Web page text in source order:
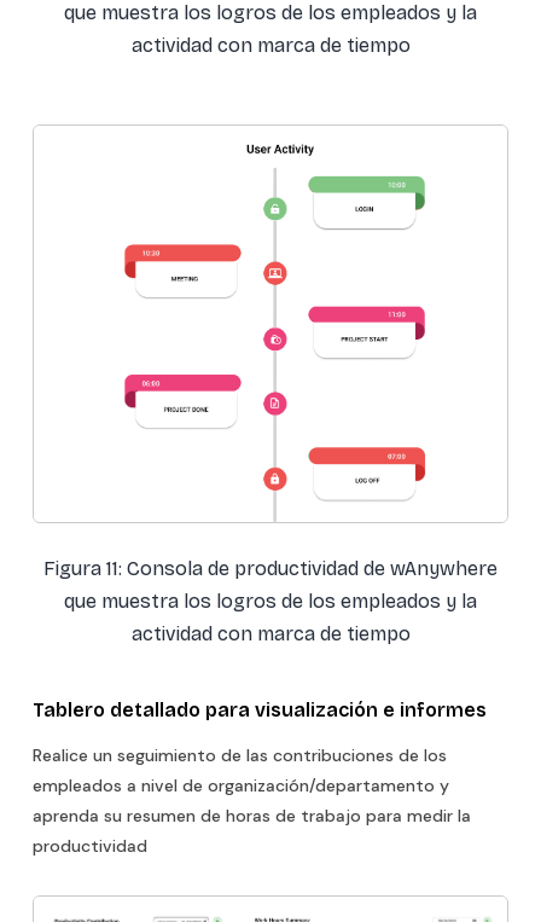
que muestra los logros de los empleados y la
actividad con marca de tiempo
Figura 11: Consola de productividad de wAnywhere
que muestra los logros de los empleados y la
actividad con marca de tiempo
Tablero detallado para visualización e informes
Realice un seguimiento de las contribuciones de los
empleados a nivel de organización/departamento y
aprenda su resumen de horas de trabajo para medir la
productividad